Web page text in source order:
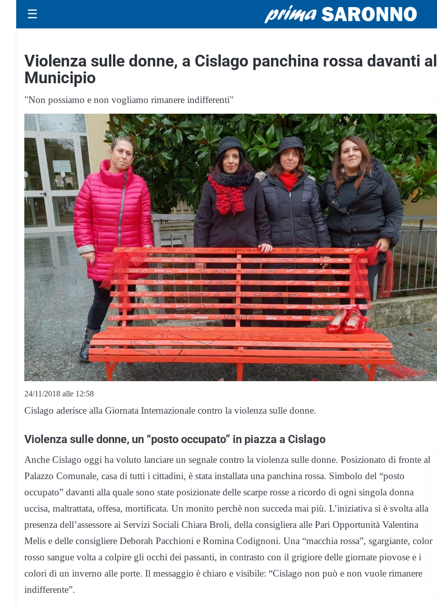
☰
Violenza sulle donne, a Cislago panchina rossa davanti al
Municipio
"Non possiamo e non vogliamo rimanere indifferenti"
24/11/2018 alle 12:58
Cislago aderisce alla Giornata Internazionale contro la violenza sulle donne.
Violenza sulle donne, un “posto occupato” in piazza a Cislago
Anche Cislago oggi ha voluto lanciare un segnale contro la violenza sulle donne. Posizionato di fronte al
Palazzo Comunale, casa di tutti i cittadini, è stata installata una panchina rossa. Simbolo del “posto
occupato” davanti alla quale sono state posizionate delle scarpe rosse a ricordo di ogni singola donna
uccisa, maltrattata, offesa, mortificata. Un monito perchè non succeda mai più. L’iniziativa si è svolta alla
presenza dell’assessore ai Servizi Sociali Chiara Broli, della consigliera alle Pari Opportunità Valentina
Melis e delle consigliere Deborah Pacchioni e Romina Codignoni. Una “macchia rossa”, sgargiante, color
rosso sangue volta a colpire gli occhi dei passanti, in contrasto con il grigiore delle giornate piovose e i
colori di un inverno alle porte. Il messaggio è chiaro e visibile: “Cislago non può e non vuole rimanere
indifferente”.